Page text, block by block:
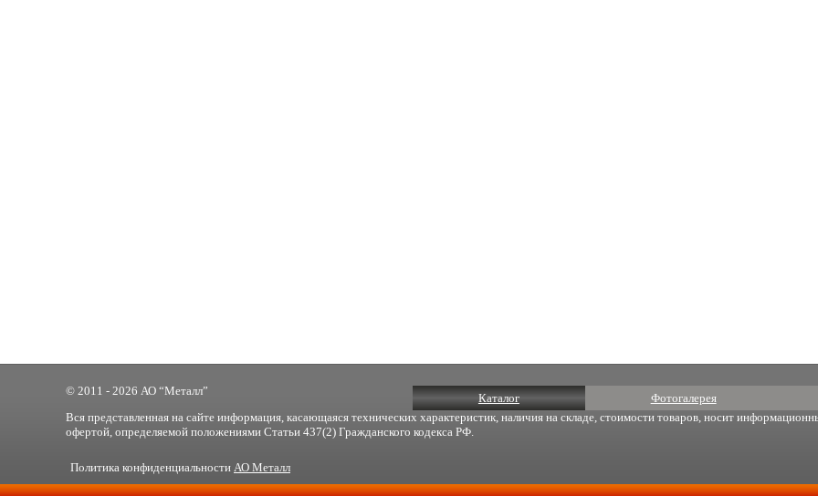
Каталог Фотогалерея
© 2011 - 2026 АО “Металл”
Вся представленная на сайте информация, касающаяся технических характеристик, наличия на складе, стоимости товаров, носит
офертой, определяемой положениями Статьи 437(2) Гражданского кодекса РФ.
Политика конфиденциальности АО Металл